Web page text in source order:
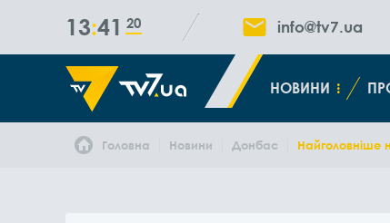
13 41 20 info@tv7.ua
НОВИНИ
Головна Новини Донбас Найголовніше